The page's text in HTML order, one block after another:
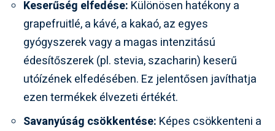
Keserűség elfedése: Különösen hatékony a
grapefruitlé, a kávé, a kakaó, az egyes
gyógyszerek vagy a magas intenzitású
édesítőszerek (pl. stevia, szacharin) keserű
utóízének elfedésében. Ez jelentősen javíthatja
ezen termékek élvezeti értékét.
Savanyúság csökkentése: Képes csökkenteni a